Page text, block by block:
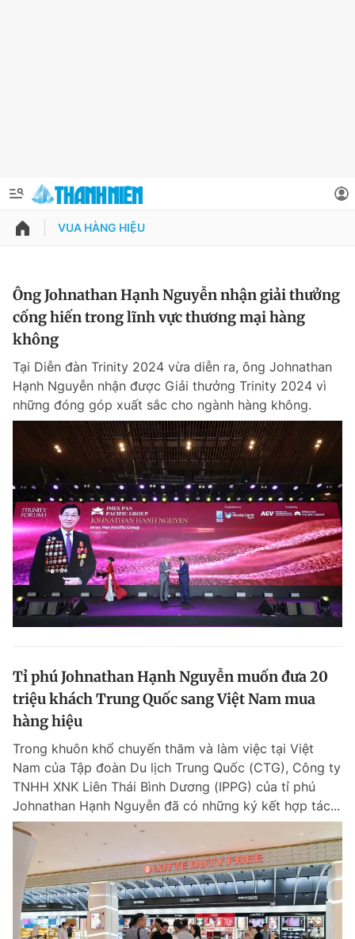
QUẢNG CÁO ĐẶT BÁO
Chuyên mục
Chuyên mục khác
Chào ngày mới Tin 24h
Tin thị trường Tin 360
Video Magazine
Sản phẩm khác
Tiện ích Bạn cần biết
Đọc Thanh Niên trên điện thoại
Theo dõi báo trên
Hotline
0906 645 777
Liên hệ quảng cáo
0908 780 404
Thông tin tài khoản
Đổi mật khẩu
Tin đã xem
Đăng xuất
VUA HÀNG HIỆU
Ông Johnathan Hạnh Nguyễn nhận giải thưởng
cống hiến trong lĩnh vực thương mại hàng
không
Tại Diễn đàn Trinity 2024 vừa diễn ra, ông Johnathan
Hạnh Nguyễn nhận được Giải thưởng Trinity 2024 vì
những đóng góp xuất sắc cho ngành hàng không.
Tỉ phú Johnathan Hạnh Nguyễn muốn đưa 20
triệu khách Trung Quốc sang Việt Nam mua
hàng hiệu
Trong khuôn khổ chuyến thăm và làm việc tại Việt
Nam của Tập đoàn Du lịch Trung Quốc (CTG), Công ty
TNHH XNK Liên Thái Bình Dương (IPPG) của tỉ phú
Johnathan Hạnh Nguyễn đã có những ký kết hợp tác...